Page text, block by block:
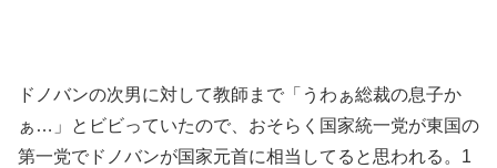
ドノバンの次男に対して教師まで「うわぁ総裁の息子か
ぁ…」とビビっていたので、おそらく国家統一党が東国の
第一党でドノバンが国家元首に相当してると思われる。1